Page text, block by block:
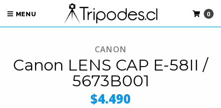
MENU 0
CANON
Canon LENS CAP E-58II /
5673B001
$4.490